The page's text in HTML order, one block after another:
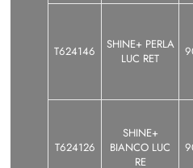
T624146
SHINE+ PERLA
LUC RET
T624126
SHINE+
BIANCO LUC
RE